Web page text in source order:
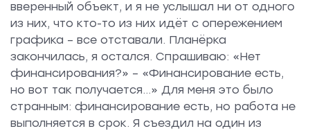
вверенный объект, и я не услышал ни от одного
из них, что кто-то из них идёт с опережением
графика – все отставали. Планёрка
закончилась, я остался. Спрашиваю: «Нет
финансирования?» – «Финансирование есть,
но вот так получается…» Для меня это было
странным: финансирование есть, но работа не
выполняется в срок. Я съездил на один из